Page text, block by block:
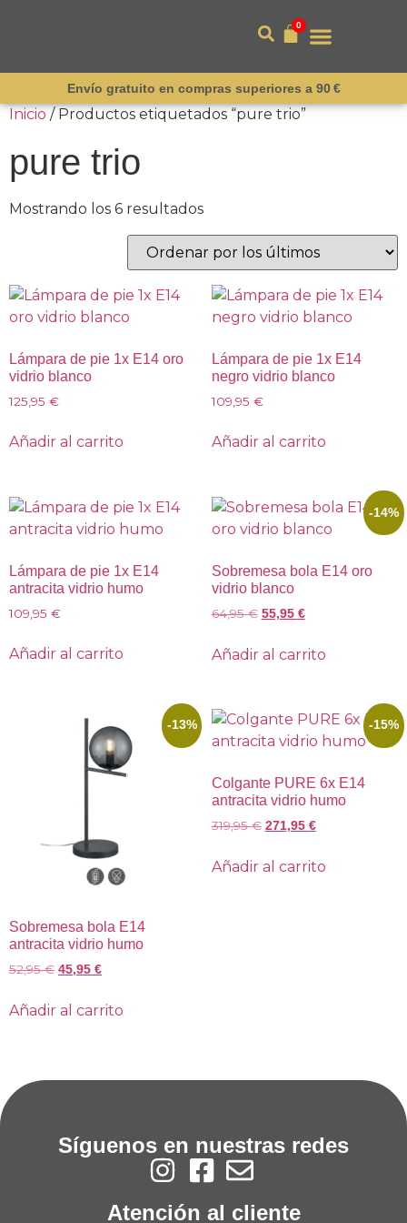
0
Envío gratuito en compras superiores a 90 €
Inicio/ Productos etiquetados “pure trio”
pure trio
Mostrando los 6 resultados
Lámpara de pie 1x E14 oro
vidrio blanco
125,95 €
Añadir al carrito
Lámpara de pie 1x E14
negro vidrio blanco
109,95 €
Añadir al carrito
Lámpara de pie 1x E14
antracita vidrio humo
109,95 €
Añadir al carrito
-14%
Sobremesa bola E14 oro
vidrio blanco
64,95€ 55,95 €
Añadir al carrito
-13%
Sobremesa bola E14
antracita vidrio humo
52,95€ 45,95 €
Añadir al carrito
-15%
Colgante PURE 6x E14
antracita vidrio humo
319,95€ 271,95 €
Añadir al carrito
Síguenos en nuestras redes
Atención al cliente